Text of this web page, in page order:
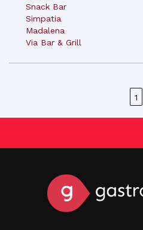
Snack Bar
Simpatia
Madalena
Via Bar & Grill
1